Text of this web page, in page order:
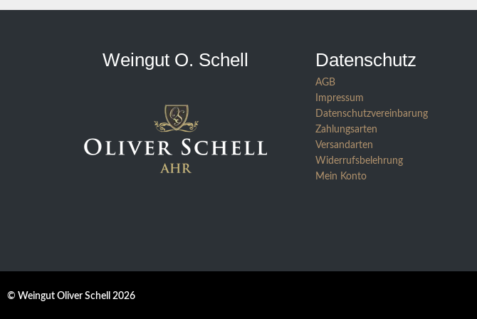
Weingut O. Schell Datenschutz
AGB
Impressum
Datenschutzvereinbarung
Zahlungsarten
Versandarten
Widerrufsbelehrung
Mein Konto
© Weingut Oliver Schell 2026